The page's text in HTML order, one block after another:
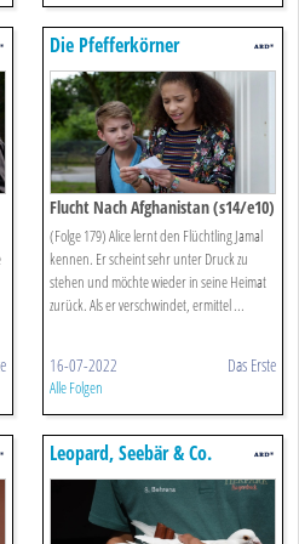
Die Pfefferkörner
Flucht Nach Afghanistan (s14/e10)
(Folge 179) Alice lernt den Flüchtling Jamal
kennen. Er scheint sehr unter Druck zu
stehen und möchte wieder in seine Heimat
zurück. Als er verschwindet, ermittel ...
16-07-2022 Das Erste
Alle Folgen
Leopard, Seebär & Co.